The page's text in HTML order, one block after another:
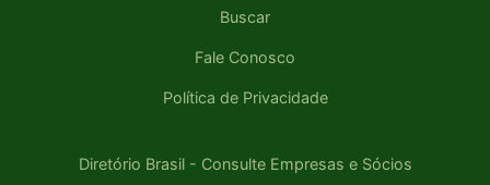
Buscar
Fale Conosco
Política de Privacidade
Diretório Brasil - Consulte Empresas e Sócios